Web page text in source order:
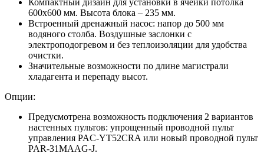
Компактный дизайн для установки в ячейки потолка
600х600 мм. Высота блока – 235 мм.
Встроенный дренажный насос: напор до 500 мм
водяного столба. Воздушные заслонки с
электроподогревом и без теплоизоляции для удобства
очистки.
Значительные возможности по длине магистрали
хладагента и перепаду высот.
Опции:
Предусмотрена возможность подключения 2 вариантов
настенных пультов: упрощенный проводной пульт
управления PAC-YT52CRA или новый проводной пульт
PAR-31MAAG-J.